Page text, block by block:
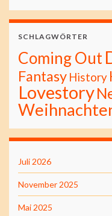
SCHLAGWÖRTER
Coming Out
Fantasy History
Lovestory
Juli 2026
November 2025
Mai 2025